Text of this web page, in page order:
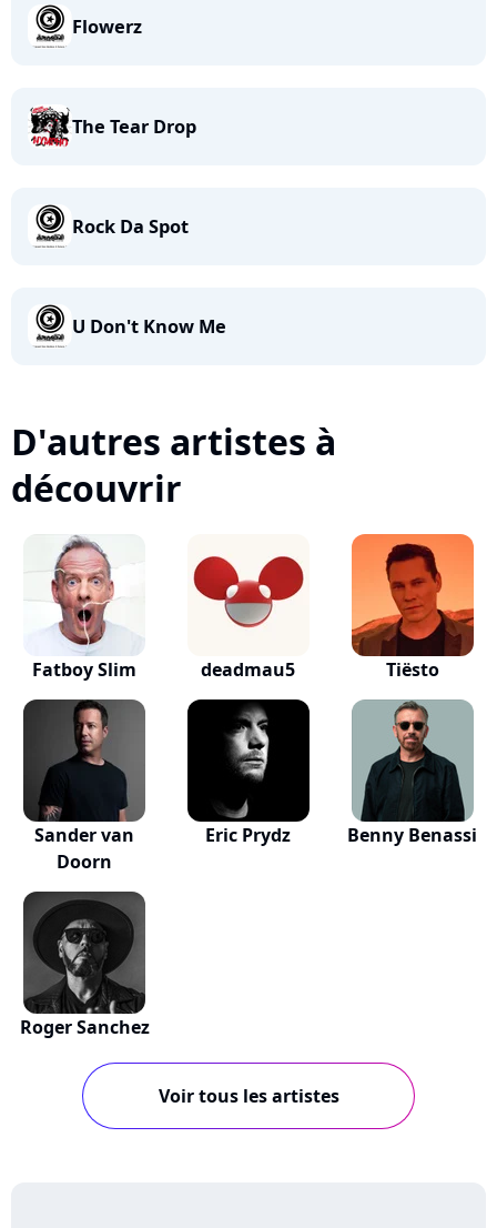
Flowerz
The Tear Drop
Rock Da Spot
U Don't Know Me
D'autres artistes à
découvrir
Fatboy Slim deadmau5 Tiësto
Sander van
Doorn
Eric Prydz Benny Benassi
Roger Sanchez
Voir tous les artistes